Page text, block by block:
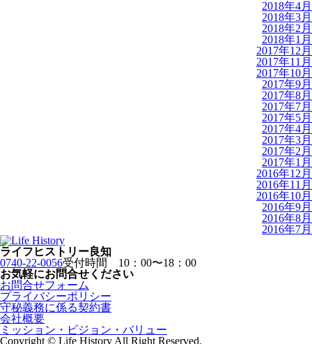
2018年4月
2018年3月
2018年2月
2018年1月
2017年12月
2017年11月
2017年10月
2017年9月
2017年8月
2017年7月
2017年5月
2017年4月
2017年3月
2017年2月
2017年1月
2016年12月
2016年11月
2016年10月
2016年9月
2016年8月
2016年7月
ライフヒストリー良知
0740-22-0056受付時間 10：00〜18：00
お気軽にお問合せください
お問合せフォーム
プライバシーポリシー
守秘義務に係る契約書
会社概要
ミッション・ビジョン・バリュー
Copyright © Life History All Right Reserved.